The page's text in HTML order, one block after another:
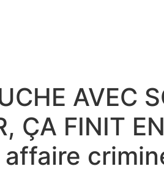
AVEC
ÇA FINIT
affaire